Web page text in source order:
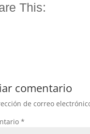
This:
comentario
de correo
*